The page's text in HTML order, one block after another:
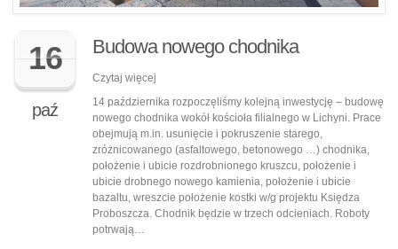
16
paź
Budowa nowego chodnika
Czytaj więcej
14 października rozpoczęliśmy kolejną inwestycję – budowę
nowego chodnika wokół kościoła filialnego w Lichyni. Prace
obejmują m.in. usunięcie i pokruszenie starego,
zróżnicowanego (asfaltowego, betonowego …) chodnika,
położenie i ubicie rozdrobnionego kruszcu, położenie i
ubicie drobnego nowego kamienia, położenie i ubicie
bazaltu, wreszcie położenie kostki w/g projektu Księdza
Proboszcza. Chodnik będzie w trzech odcieniach. Roboty
potrwają…